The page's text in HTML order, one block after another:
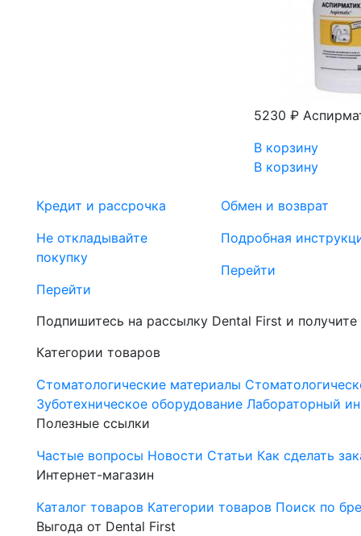
5230 ₽
В корзину
В корзину
Кредит и рассрочка
Не откладывайте
покупку
Перейти
Обмен и возврат
Подробная
Перейти
Подпишитесь на рассылку Dental First и
Категории товаров
Стоматологические материалы
Зуботехническое оборудование Лабораторный
Полезные ссылки
Частые вопросы Новости Статьи Как сделать
Интернет-магазин
Каталог товаров Категории товаров Поиск по
Выгода от Dental First